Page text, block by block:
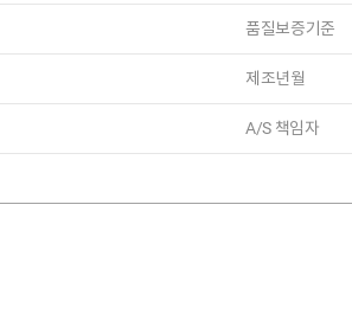
품질보증기준
제조년월
A/S 책임자